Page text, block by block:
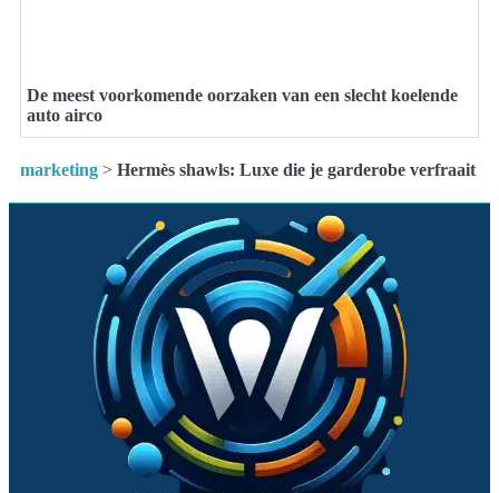
De meest voorkomende oorzaken van een slecht koelende
auto airco
marketing > Hermès shawls: Luxe die je garderobe verfraait